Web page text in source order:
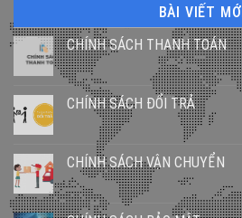
BÀI VIẾT MỚI
CHÍNH SÁCH THANH TOÁN
CHÍNH SÁCH ĐỔI TRẢ
CHÍNH SÁCH VẬN CHUYỂN